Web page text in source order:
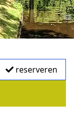
reserveren